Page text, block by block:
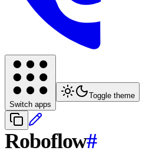
Switch apps
Toggle theme
Roboflow#